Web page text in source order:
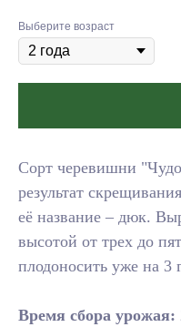
Выберите возраст
Сорт черевишни
результат
её название – дюк.
высотой от трех до
плодоносить уже на 3
Время сбора урожая: